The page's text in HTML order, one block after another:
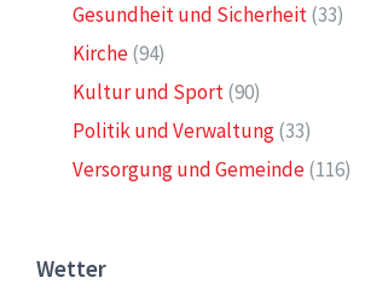
Gesundheit und Sicherheit(33)
Kirche(94)
Kultur und Sport(90)
Politik und Verwaltung(33)
Versorgung und Gemeinde(116)
Wetter